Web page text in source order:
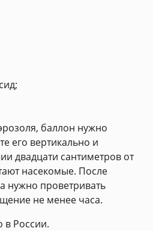
баллон нужно
его вертикально и
двадцати сантиметров от
насекомые. После
нужно проветривать
не менее часа.
в России.